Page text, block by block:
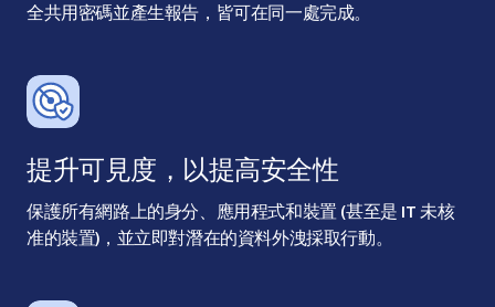
全共用密碼並產生報告，皆可在同一處完成。
提升可見度，以提高安全性
保護所有網路上的身分、應用程式和裝置 (甚至是 IT 未核
准的裝置)，並立即對潛在的資料外洩採取行動。